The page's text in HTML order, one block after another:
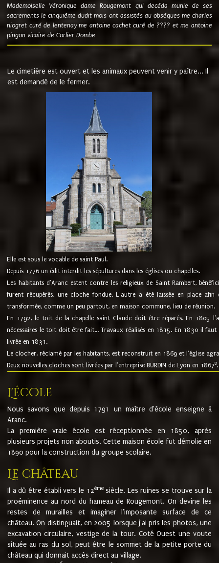
Mademoiselle Véronique dame Rougemont qui decéda munie de ses
sacrements le cinquième dudit mois ont assistés au obsèques me charles
niogret curé de lentenay me antoine cachet curé de ???? et me antoine
pingon vicaire de Corlier Dombe
Le cimetière est ouvert et les animaux peuvent venir y paître... Il
est demandé de le fermer.
Elle est sous le vocable de saint Paul.
Depuis 1776 un édit interdit les sépultures dans les églises ou chapelles.
Les habitants d'Aranc estent contre les religieux de Saint Rambert,
furent récupérés, une cloche fondue. L'autre a été laissée en place
transformée, comme un peu partout, en maison commune, lieu de réunion.
En 1792, le toit de la chapelle saint Claude doit être réparés. En 1805
nécessaires le toit doit être fait... Travaux réalisés en 1815. En 1830 il
livrée en 1831.
Le clocher, réclamé par les habitants, est reconstruit en 1869 et l'église
Deux nouvelles cloches sont livrées par l'entreprise BURDIN de Lyon en 18678.
L'école
Nous savons que depuis 1791 un maître d'école enseigne à
Aranc.
La première vraie école est réceptionnée en 1850, après
plusieurs projets non aboutis. Cette maison école fut démolie en
1890 pour la construction du groupe scolaire.
Le château
Il a dû être établi vers le 12èmesiècle. Les ruines se trouve sur la
proéminence au nord du hameau de Rougemont. On devine les
restes de murailles et imaginer l'imposante surface de ce
château. On distinguait, en 2005 lorsque j'ai pris les photos, une
excavation circulaire, vestige de la tour. Coté Ouest une voute
située au ras du sol, peut être le sommet de la petite porte du
château qui donnait accès direct au village.